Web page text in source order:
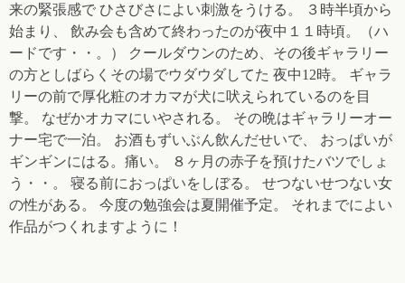
来の緊張感で ひさびさによい刺激をうける。 ３時半頃から
始まり、 飲み会も含めて終わったのが夜中１１時頃。（ハ
ードです・・。） クールダウンのため、その後ギャラリー
の方としばらくその場でウダウダしてた 夜中12時。 ギャラ
リーの前で厚化粧のオカマが犬に吠えられているのを目
撃。 なぜかオカマにいやされる。 その晩はギャラリーオー
ナー宅で一泊。 お酒もずいぶん飲んだせいで、 おっぱいが
ギンギンにはる。痛い。 ８ヶ月の赤子を預けたバツでしょ
う・・。 寝る前におっぱいをしぼる。 せつないせつない女
の性がある。 今度の勉強会は夏開催予定。 それまでによい
作品がつくれますように！